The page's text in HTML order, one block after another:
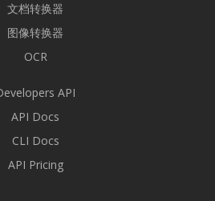
文档转换器
图像转换器
OCR
API
API Docs
CLI Docs
API Pricing